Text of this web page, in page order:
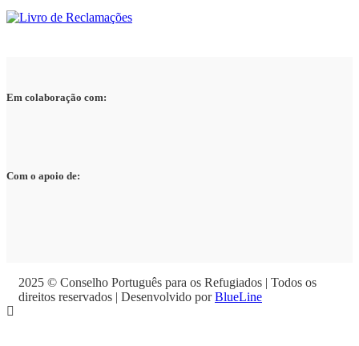
Em colaboração com:
Com o apoio de:
2025 © Conselho Português para os Refugiados | Todos os
direitos reservados | Desenvolvido porBlueLine